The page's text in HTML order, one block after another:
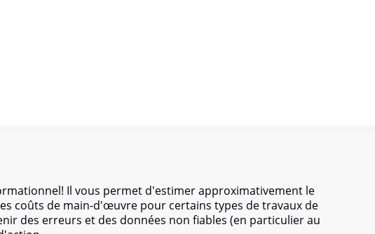
Il vous permet d'estimer approximativement le
coûts de main-d'œuvre pour certains types de travaux de
des erreurs et des données non fiables (en particulier au